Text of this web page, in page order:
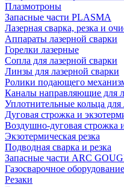
Плазмотроны
Запасные части PLASMA
Лазерная сварка, резка и
Аппараты лазерной сварки
Горелки лазерные
Сопла для лазерной сварки
Линзы для лазерной сварки
Ролики подающего
Каналы направляющие для
Уплотнительные кольца для
Дуговая строжка и
Воздушно-дуговая строжка
Экзотермическая резка
Подводная сварка и резка
Запасные части ARC
Газосварочное оборудование
Резаки